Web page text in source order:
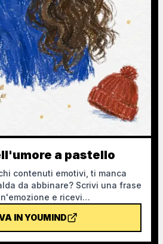
a pastello
contenuti emotivi, ti manca
da abbinare? Scrivi una frase
e ricevi
a olio, oggetti quotidiani
scritta a mano, adatta a ogni
IN YOUMIND